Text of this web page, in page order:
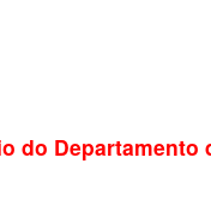
Departamento